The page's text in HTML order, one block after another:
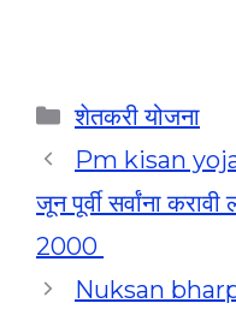
Categories
शेतकरी योजना
Pm kisan
जून पूर्वी सर्वांना
2000
Nuksan